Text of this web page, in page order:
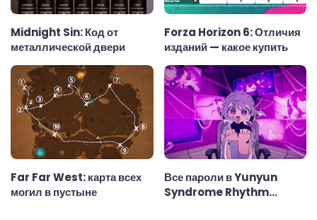
Midnight Sin: Код от
металлической двери
Forza Horizon 6: Отличия
изданий — какое купить
Far Far West: карта всех
могил в пустыне
Все пароли в Yunyun
Syndrome Rhythm